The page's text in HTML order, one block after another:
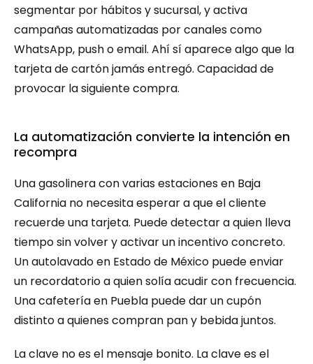
segmentar por hábitos y sucursal, y activa
campañas automatizadas por canales como
WhatsApp, push o email. Ahí sí aparece algo que la
tarjeta de cartón jamás entregó. Capacidad de
provocar la siguiente compra.
La automatización convierte la intención en
recompra
Una gasolinera con varias estaciones en Baja
California no necesita esperar a que el cliente
recuerde una tarjeta. Puede detectar a quien lleva
tiempo sin volver y activar un incentivo concreto.
Un autolavado en Estado de México puede enviar
un recordatorio a quien solía acudir con frecuencia.
Una cafetería en Puebla puede dar un cupón
distinto a quienes compran pan y bebida juntos.
La clave no es el mensaje bonito. La clave es el